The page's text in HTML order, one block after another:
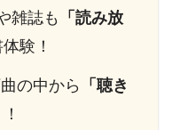
雑誌も
「読み放
験！
の中から
「聴き
！